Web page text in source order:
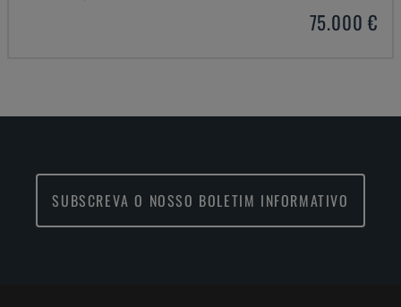
75.000 €
SUBSCREVA O NOSSO BOLETIM INFORMATIVO